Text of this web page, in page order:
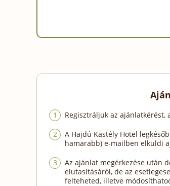
Regisztráljuk az ajánlatkérést,
A Hajdú Kastély Hotel
hamarabb) e-mailben elküldi
Az ajánlat megérkezése után
elutasításáról, de az
felteheted, illetve